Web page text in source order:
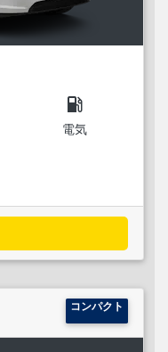
local_gas_station
電気
コンパクト